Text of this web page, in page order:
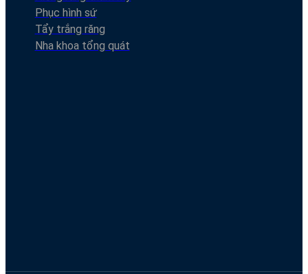
Phục hình sứ
Tẩy trắng răng
Nha khoa tổng quát